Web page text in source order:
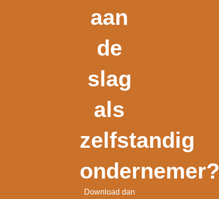
aan
de
slag
als
zelfstandig
Download dan